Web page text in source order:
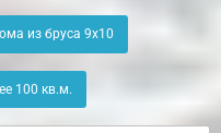
из бруса 9х10
100 кв.м.